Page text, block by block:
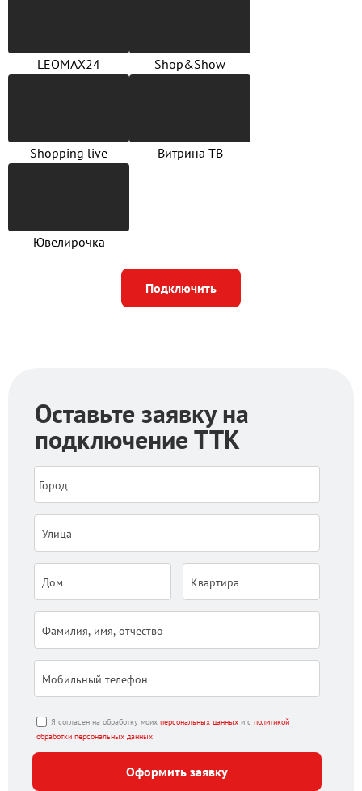
LEOMAX24 Shop&Show
Shopping live Витрина ТВ
Ювелирочка
Подключить
Оставьте заявку на
подключение ТТК
Я согласен на обработку моих персональных данных и с политикой
обработки персональных данных
Оформить заявку